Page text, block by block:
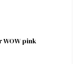
pink